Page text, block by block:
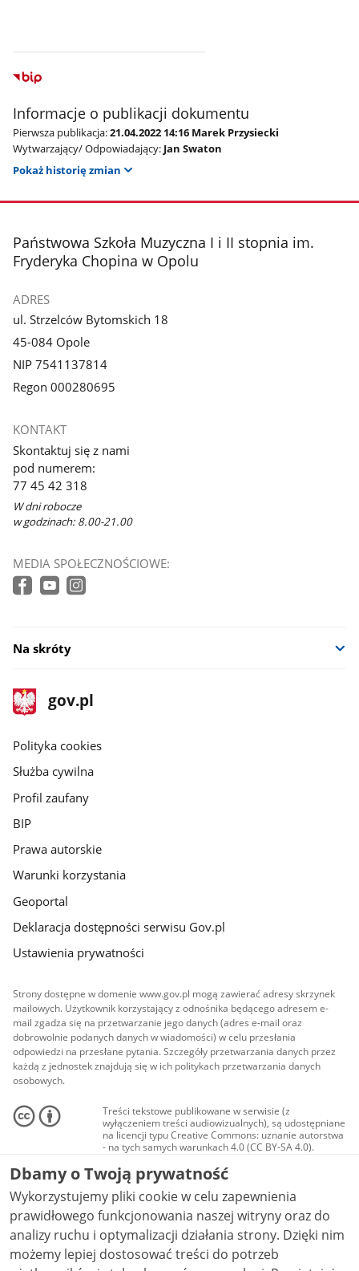
Informacje o publikacji dokumentu
Pierwsza publikacja:21.04.2022 14:16 Marek Przysiecki
Wytwarzający/ Odpowiadający: Jan Swaton
Pokaż historię zmian
stopka
Państwowa Szkoła Muzyczna I i II stopnia im.
Fryderyka Chopina w Opolu
ADRES
ul. Strzelców Bytomskich 18
45-084 Opole
NIP 7541137814
Regon 000280695
KONTAKT
Skontaktuj się z nami
pod numerem:
77 45 42 318
W dni robocze
w godzinach: 8.00-21.00
MEDIA SPOŁECZNOŚCIOWE:
Na skróty
stopka
gov.pl
Strona
gov.pl
gov.pl
Polityka cookies
Służba cywilna
Profil zaufany
BIP
Prawa autorskie
Warunki korzystania
Geoportal
Deklaracja dostępności serwisu Gov.pl
Ustawienia prywatności
Strony dostępne w domenie www.gov.pl mogą zawierać adresy skrzynek
mailowych. Użytkownik korzystający z odnośnika będącego adresem e-
mail zgadza się na przetwarzanie jego danych (adres e-mail oraz
dobrowolnie podanych danych w wiadomości) w celu przesłania
odpowiedzi na przesłane pytania. Szczegóły przetwarzania danych przez
każdą z jednostek znajdują się w ich politykach przetwarzania danych
osobowych.
Treści tekstowe publikowane w serwisie (z
wyłączeniem treści audiowizualnych), są udostępniane
na licencji typu Creative Commons: uznanie autorstwa
- na tych samych warunkach 4.0 (CC BY-SA 4.0).
Materiały audiowizualne, w tym zdjęcia, materiały
audio i wideo, są udostępniane na licencji typu
Creative Commons: uznanie autorstwa użycie
niekomercyjne - bez utworów zależnych 4.0 (CC BY-
NC-ND 4.0), o ile nie jest to stwierdzone inaczej.
Dbamy o Twoją prywatność
Wykorzystujemy pliki cookie w celu zapewnienia
prawidłowego funkcjonowania naszej witryny oraz do
analizy ruchu i optymalizacji działania strony. Dzięki nim
możemy lepiej dostosować treści do potrzeb